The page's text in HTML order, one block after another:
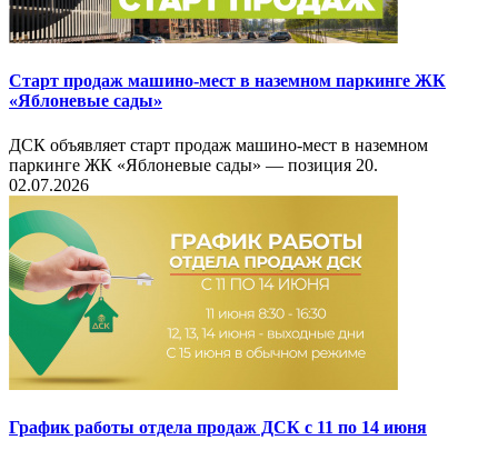
Старт продаж машино-мест в наземном паркинге ЖК
«Яблоневые сады»
ДСК объявляет старт продаж машино-мест в наземном
паркинге ЖК «Яблоневые сады» — позиция 20.
02.07.2026
График работы отдела продаж ДСК с 11 по 14 июня